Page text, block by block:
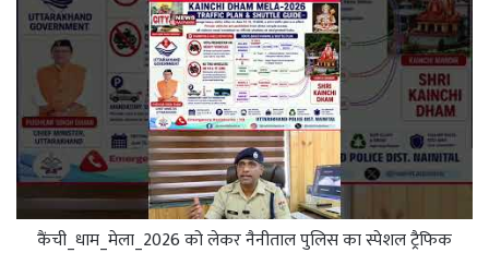
कैंची_धाम_मेला_2026 को लेकर नैनीताल पुलिस का स्पेशल ट्रैफिक